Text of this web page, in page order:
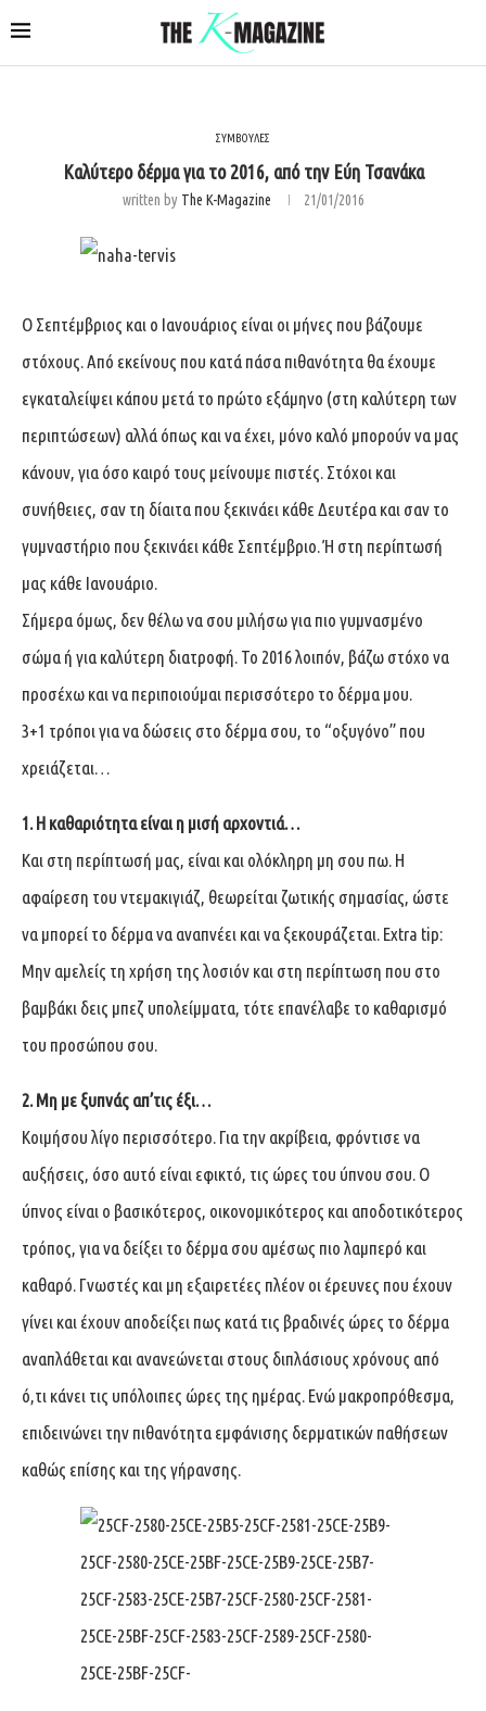
ΣΥΜΒΟΥΛΕΣ
Καλύτερο δέρμα για το 2016, από την Εύη Τσανάκα
written by The K-Magazine 21/01/2016
Ο Σεπτέμβριος και ο Ιανουάριος είναι οι μήνες που βάζουμε
στόχους. Από εκείνους που κατά πάσα πιθανότητα θα έχουμε
εγκαταλείψει κάπου μετά το πρώτο εξάμηνο (στη καλύτερη των
περιπτώσεων) αλλά όπως και να έχει, μόνο καλό μπορούν να μας
κάνουν, για όσο καιρό τους μείνουμε πιστές. Στόχοι και
συνήθειες, σαν τη δίαιτα που ξεκινάει κάθε Δευτέρα και σαν το
γυμναστήριο που ξεκινάει κάθε Σεπτέμβριο. Ή στη περίπτωσή
μας κάθε Ιανουάριο.
Σήμερα όμως, δεν θέλω να σου μιλήσω για πιο γυμνασμένο
σώμα ή για καλύτερη διατροφή. Το 2016 λοιπόν, βάζω στόχο να
προσέχω και να περιποιούμαι περισσότερο το δέρμα μου.
3+1 τρόποι για να δώσεις στο δέρμα σου, το “οξυγόνο” που
χρειάζεται…
1. Η καθαριότητα είναι η μισή αρχοντιά…
Και στη περίπτωσή μας, είναι και ολόκληρη μη σου πω. Η
αφαίρεση του ντεμακιγιάζ, θεωρείται ζωτικής σημασίας, ώστε
να μπορεί το δέρμα να αναπνέει και να ξεκουράζεται. Extra tip:
Μην αμελείς τη χρήση της λοσιόν και στη περίπτωση που στο
βαμβάκι δεις μπεζ υπολείμματα, τότε επανέλαβε το καθαρισμό
του προσώπου σου.
2. Μη με ξυπνάς απ’τις έξι…
Κοιμήσου λίγο περισσότερο. Για την ακρίβεια, φρόντισε να
αυξήσεις, όσο αυτό είναι εφικτό, τις ώρες του ύπνου σου. Ο
ύπνος είναι ο βασικότερος, οικονομικότερος και αποδοτικότερος
τρόπος, για να δείξει το δέρμα σου αμέσως πιο λαμπερό και
καθαρό. Γνωστές και μη εξαιρετέες πλέον οι έρευνες που έχουν
γίνει και έχουν αποδείξει πως κατά τις βραδινές ώρες το δέρμα
αναπλάθεται και ανανεώνεται στους διπλάσιους χρόνους από
ό,τι κάνει τις υπόλοιπες ώρες της ημέρας. Ενώ μακροπρόθεσμα,
επιδεινώνει την πιθανότητα εμφάνισης δερματικών παθήσεων
καθώς επίσης και της γήρανσης.